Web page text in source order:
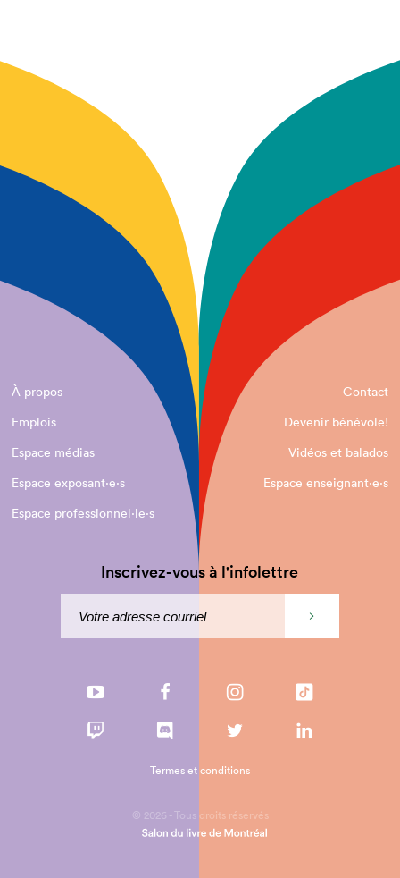
À propos
Contact
Emplois
Devenir bénévole!
Espace médias
Vidéos et balados
Espace exposant·e⋅s
Espace enseignant·e⋅s
Espace professionnel·le⋅s
Inscrivez-vous à l'infolettre
© 2026 - Tous droits réservés
Termes et conditions